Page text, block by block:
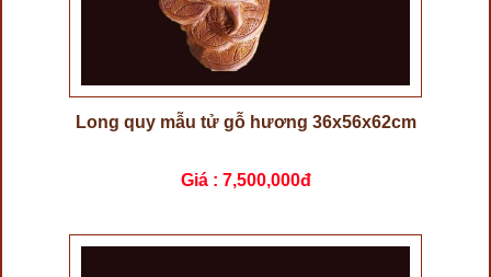
Long quy mẫu tử gỗ hương 36x56x62cm
Giá : 7,500,000đ